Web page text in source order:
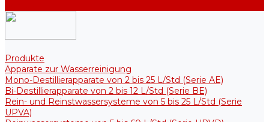
Produkte
Apparate zur Wasserreinigung
Mono-Destillierapparate von 2 bis 25 L/Std (Serie AE)
Bi-Destillierapparate von 2 bis 12 L/Std (Serie BE)
Rein- und Reinstwassersysteme von 5 bis 25 L/Std (Serie
UPVA)